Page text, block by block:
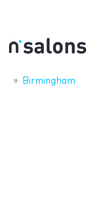
Birmingham